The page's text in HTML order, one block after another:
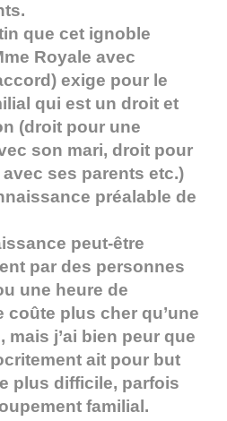
que cet ignoble
Royale avec
exige pour le
qui est un droit et
(droit pour une
son mari, droit pour
ses parents etc.)
préalable de
peut-être
par des personnes
une heure de
coûte plus cher qu’une
mais j’ai bien peur que
ait pour but
plus difficile, parfois
familial.